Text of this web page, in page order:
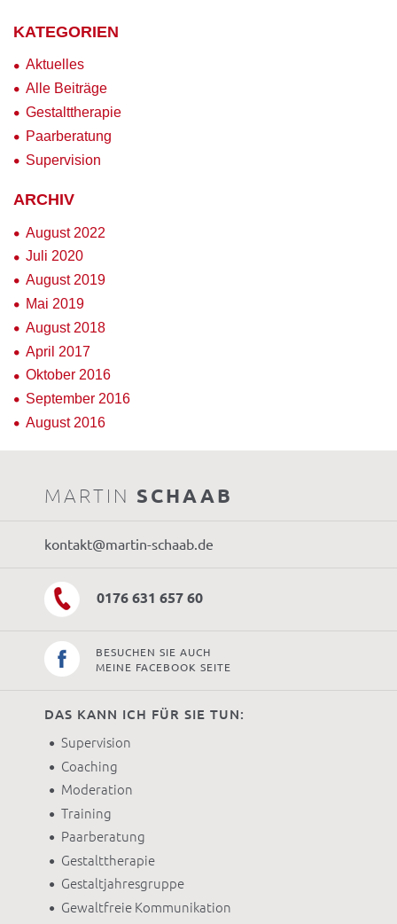
KATEGORIEN
Aktuelles
Alle Beiträge
Gestalttherapie
Paarberatung
Supervision
ARCHIV
August 2022
Juli 2020
August 2019
Mai 2019
August 2018
April 2017
Oktober 2016
September 2016
August 2016
MARTIN SCHAAB
kontakt@martin-schaab.de
0176 631 657 60
BESUCHEN SIE AUCH
MEINE FACEBOOK SEITE
DAS KANN ICH FÜR SIE TUN:
Supervision
Coaching
Moderation
Training
Paarberatung
Gestalttherapie
Gestaltjahresgruppe
Gewaltfreie Kommunikation